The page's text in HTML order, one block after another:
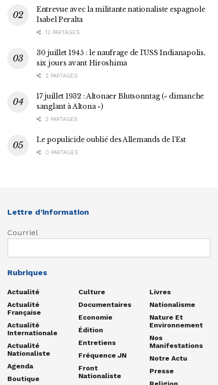
Entrevue avec la militante nationaliste espagnole
Isabel Peralta
12 PARTAGES
30 juillet 1945 : le naufrage de l’USS Indianapolis,
six jours avant Hiroshima
2 PARTAGES
17 juillet 1932 : Altonaer Blutsonntag (« dimanche
sanglant à Altona »)
2 PARTAGES
Le populicide oublié des Allemands de l’Est
0 PARTAGES
Lettre d’information
Courriel
Rubriques
Actualité
Actualité
Française
Actualité
Internationale
Actualité
Nationaliste
Agenda
Boutique
Culture
Documentaires
Economie
Édition
Entretiens
Fréquence JN
Front
Nationaliste
Livres
Nationalisme
Nature Et
Environnement
Nos
Manifestations
Notre Actu
Presse